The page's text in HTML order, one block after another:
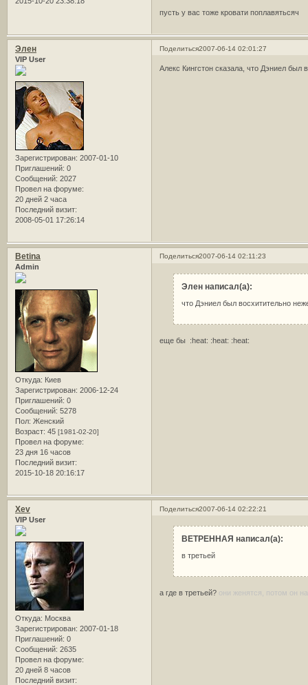
пусть у вас тоже кровати поплавятьсяч
Поделиться2007-06-14 02:01:27
Элен
VIP User
Зарегистрирован: 2007-01-10
Приглашений: 0
Сообщений: 2027
Провел на форуме:
20 дней 2 часа
Последний визит:
2008-05-01 17:26:14
Алекс Кингстон сказала, что Дэниел
Поделиться2007-06-14 02:11:23
Betina
Admin
Откуда: Киев
Зарегистрирован: 2006-12-24
Приглашений: 0
Сообщений: 5278
Пол: Женский
Возраст: 45 [1981-02-20]
Провел на форуме:
23 дня 16 часов
Последний визит:
2015-10-18 20:16:17
Элен написал(а):
что Дэниел был восхитительно
еще бы :heat: :heat: :heat:
Поделиться2007-06-14 02:22:21
Xev
VIP User
Откуда: Москва
Зарегистрирован: 2007-01-18
Приглашений: 0
Сообщений: 2635
Провел на форуме:
20 дней 8 часов
Последний визит:
ВЕТРЕННАЯ написал(а):
в третьей
а где в третьей? они женятся, потом он